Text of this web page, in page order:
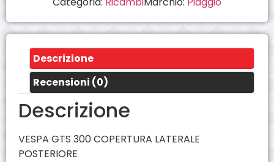
Descrizione
Recensioni (0)
Descrizione
VESPA GTS 300 COPERTURA LATERALE
POSTERIORE